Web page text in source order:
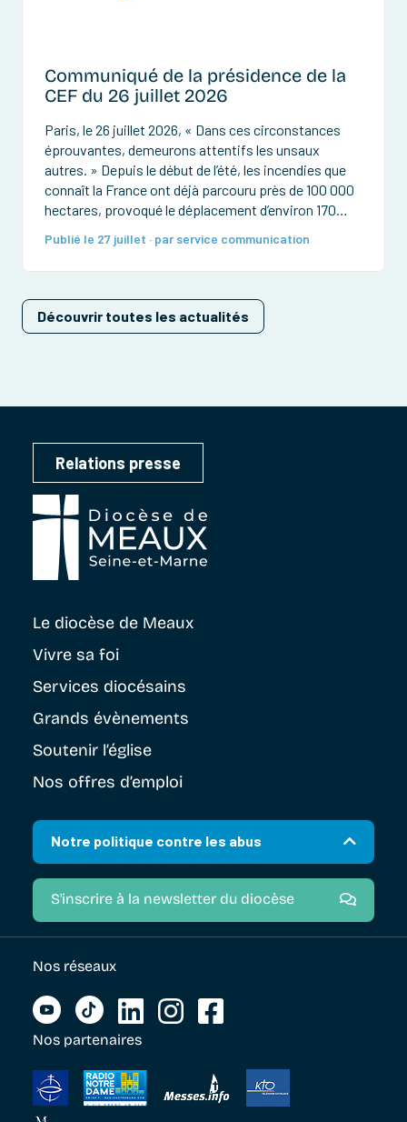
Communiqué de la présidence de la
CEF du 26 juillet 2026
Paris, le 26 juillet 2026, « Dans ces circonstances
éprouvantes, demeurons attentifs les unsaux
autres. » Depuis le début de l’été, les incendies que
connaît la France ont déjà parcouru près de 100 000
hectares, provoqué le déplacement d’environ 170
habitations et forêts. Des pompiers ont été
Publié le 27 juillet · par service communication
Découvrir toutes les actualités
Relations presse
Le diocèse de Meaux
Vivre sa foi
Services diocésains
Grands évènements
Soutenir l’église
Nos offres d’emploi
Notre politique contre les abus
S'inscrire à la newsletter du diocèse
Nos réseaux
Nos partenaires